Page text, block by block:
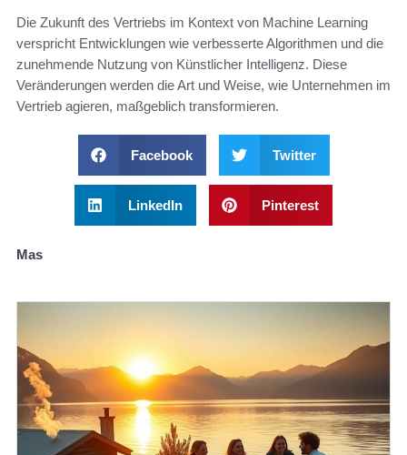
Die Zukunft des Vertriebs im Kontext von Machine Learning
verspricht Entwicklungen wie verbesserte Algorithmen und die
zunehmende Nutzung von Künstlicher Intelligenz. Diese
Veränderungen werden die Art und Weise, wie Unternehmen im
Vertrieb agieren, maßgeblich transformieren.
Facebook Twitter
LinkedIn Pinterest
Mas